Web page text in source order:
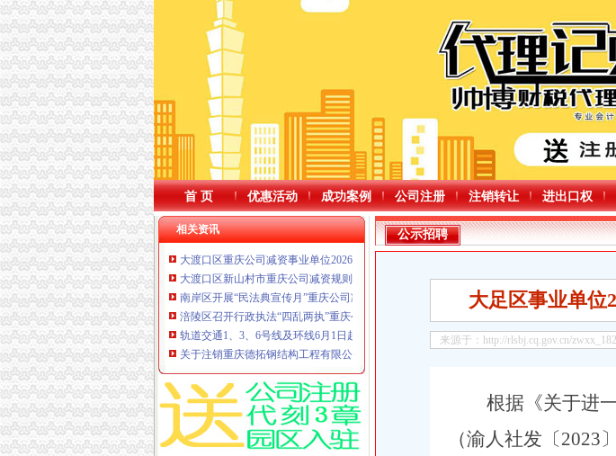
首 页 优惠活动 成功案例 公司注册 注销转让 进出口权
相关资讯
大渡口区重庆公司减资事业单位2026年公开招聘拟聘人员公示（第三批）
大渡口区新山村市重庆公司减资规则场监管所开展政府食堂食材专项快检行动
南岸区开展“民法典宣传月”重庆公司减资系列活动
涪陵区召开行政执法“四乱两执”重庆公司减资规则突出问题整治和重大民生实事工作推进会
轨道交通1、3、6号线及环线6月1日起提前半小时开班调整后，重庆公司减资4条线每天将
关于注销重庆德拓钢结构工程有限公司等13家企业建筑业企业资质的重庆公司减资政策公告
公示招聘
大足区事业单位
来源于：http://rlsbj.cq.gov.cn/
根据 《关于进
（渝人社发〔2023〕